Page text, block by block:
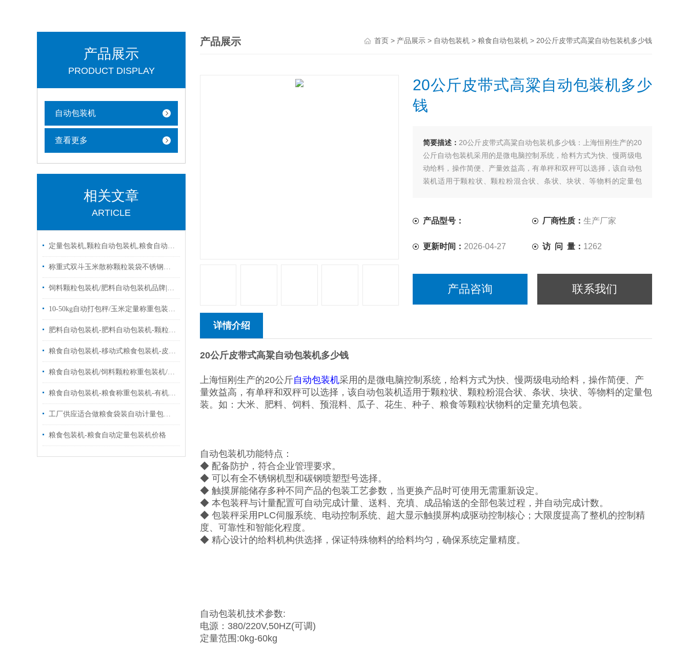
产品展示
PRODUCT DISPLAY
自动包装机
查看更多
相关文章
ARTICLE
定量包装机,颗粒自动包装机,粮食自动包装机批发|设备
称重式双斗玉米散称颗粒装袋不锈钢移动式包装机厂家定制
饲料颗粒包装机/肥料自动包装机品牌|图片
10-50kg自动打包秤/玉米定量称重包装秤品牌|定制
肥料自动包装机-肥料自动包装机-颗粒自动包装机批发价|品牌
粮食自动包装机-移动式粮食包装机-皮带式粮食包装机厂家供应
粮食自动包装机/饲料颗粒称重包装机/自动封口包装机设备
粮食自动包装机-粮食称重包装机-有机肥料包装机厂家
工厂供应适合做粮食袋装自动计量包装机10-50千克
粮食包装机-粮食自动定量包装机价格
产品展示 首页 > 产品展示 > 自动包装机 > 粮食自动包装机 > 20公斤皮带式高粱自动包装机多少钱
20公斤皮带式高粱自动包装机多少
钱
简要描述： 20公斤皮带式高粱自动包装机多少钱：上海恒刚生产的20
公斤自动包装机采用的是微电脑控制系统，给料方式为快、慢两级电
动给料，操作简便、产量效益高，有单秤和双秤可以选择，该自动包
装机适用于颗粒状、颗粒粉混合状、条状、块状、等物料的定量包
产品型号： 厂商性质：生产厂家
更新时间： 2026-04-27 访 问 量： 1262
产品咨询 联系我们
详情介绍
20公斤皮带式高粱自动包装机多少钱
上海恒刚生产的20公斤自动包装机采用的是微电脑控制系统，给料方式为快、慢两级电动给料，操作简便、产
量效益高，有单秤和双秤可以选择，该自动包装机适用于颗粒状、颗粒粉混合状、条状、块状、等物料的定量包
装。如：大米、肥料、饲料、预混料、瓜子、花生、种子、粮食等颗粒状物料的定量充填包装。
自动包装机功能特点：
◆ 配备防护，符合企业管理要求。
◆ 可以有全不锈钢机型和碳钢喷塑型号选择。
◆ 触摸屏能储存多种不同产品的包装工艺参数，当更换产品时可使用无需重新设定。
◆ 本包装秤与计量配置可自动完成计量、送料、充填、成品输送的全部包装过程，并自动完成计数。
◆ 包装秤采用PLC伺服系统、电动控制系统、超大显示触摸屏构成驱动控制核心；大限度提高了整机的控制精
度、可靠性和智能化程度。
◆ 精心设计的给料机构供选择，保证特殊物料的给料均匀，确保系统定量精度。
自动包装机技术参数:
电源：380/220V,50HZ(可调)
定量范围:0kg-60kg